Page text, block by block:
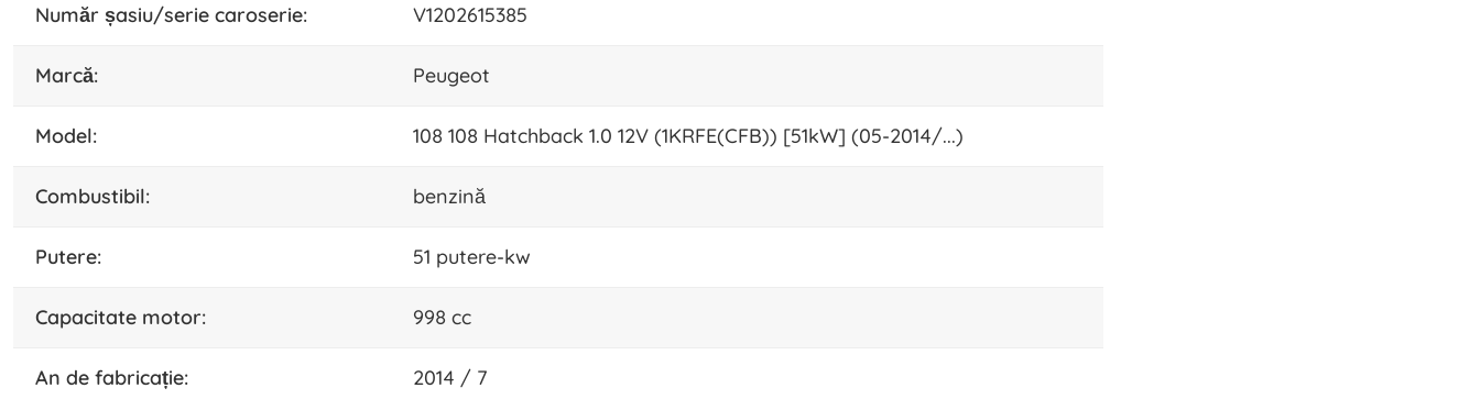
număr șasiu/serie caroserie: V1202615385
marcă: Peugeot
model: 108 108 Hatchback 1.0 12V (1KRFE(CFB)) [51kW] (05-2014/...)
combustibil: benzină
putere: 51 putere-kw
capacitate motor: 998 cc
an de fabricație: 2014 / 7